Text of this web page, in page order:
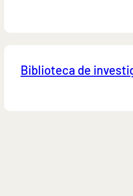
Biblioteca de